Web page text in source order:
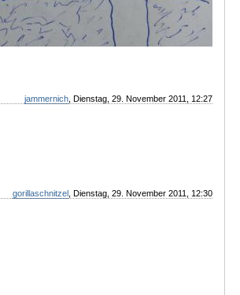
jammernich , Dienstag, 29. November 2011, 12:27
gorillaschnitzel , Dienstag, 29. November 2011, 12:30